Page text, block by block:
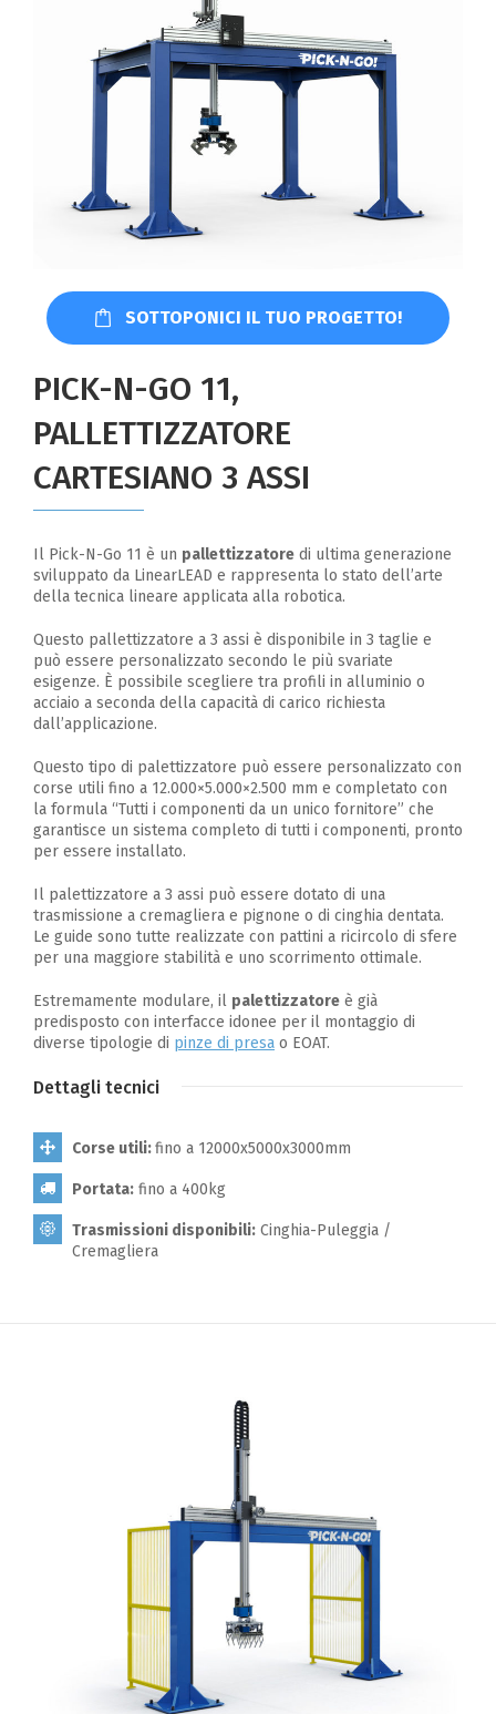
SOTTOPONICI IL TUO PROGETTO!
PICK-N-GO 11,
PALLETTIZZATORE
CARTESIANO 3 ASSI
Il Pick-N-Go 11 è un pallettizzatore di ultima generazione
sviluppato da LinearLEAD e rappresenta lo stato dell’arte
della tecnica lineare applicata alla robotica.
Questo pallettizzatore a 3 assi è disponibile in 3 taglie e
può essere personalizzato secondo le più svariate
esigenze. È possibile scegliere tra profili in alluminio o
acciaio a seconda della capacità di carico richiesta
dall’applicazione.
Questo tipo di palettizzatore può essere personalizzato con
corse utili fino a 12.000×5.000×2.500 mm e completato con
la formula “Tutti i componenti da un unico fornitore” che
garantisce un sistema completo di tutti i componenti, pronto
per essere installato.
Il palettizzatore a 3 assi può essere dotato di una
trasmissione a cremagliera e pignone o di cinghia dentata.
Le guide sono tutte realizzate con pattini a ricircolo di sfere
per una maggiore stabilità e uno scorrimento ottimale.
Estremamente modulare, il palettizzatore è già
predisposto con interfacce idonee per il montaggio di
diverse tipologie di pinze di presa o EOAT.
Dettagli tecnici
Corse utili:fino a 12000x5000x3000mm
Portata: fino a 400kg
Trasmissioni disponibili: Cinghia-Puleggia /
Cremagliera